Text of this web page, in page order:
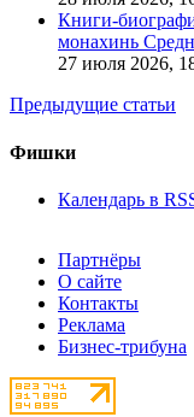
Книги-
монахинь
27 июля 2026,
Предыдущие статьи
Фишки
Календарь в
Партнёры
О сайте
Контакты
Реклама
Бизнес-трибуна